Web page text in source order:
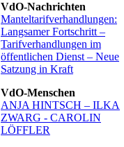
VdO-Nachrichten
Manteltarifverhandlungen:
Langsamer Fortschritt –
Tarifverhandlungen im
öffentlichen Dienst – Neue
Satzung in Kraft
VdO-Menschen
ANJA HINTSCH – ILKA
ZWARG - CAROLIN
LÖFFLER